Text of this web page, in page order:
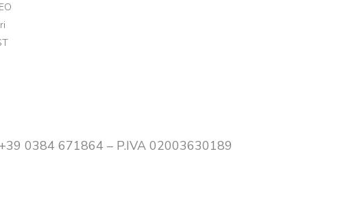
0384 671864 – P.IVA 02003630189